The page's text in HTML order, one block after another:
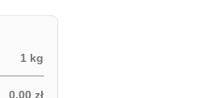
1 kg
0,00 zł